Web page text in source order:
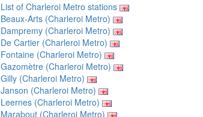
List of Charleroi Metro stations
Beaux-Arts (Charleroi Metro)
Dampremy (Charleroi Metro)
De Cartier (Charleroi Metro)
Fontaine (Charleroi Metro)
Gazomètre (Charleroi Metro)
Gilly (Charleroi Metro)
Janson (Charleroi Metro)
Leernes (Charleroi Metro)
Marabout (Charleroi Metro)